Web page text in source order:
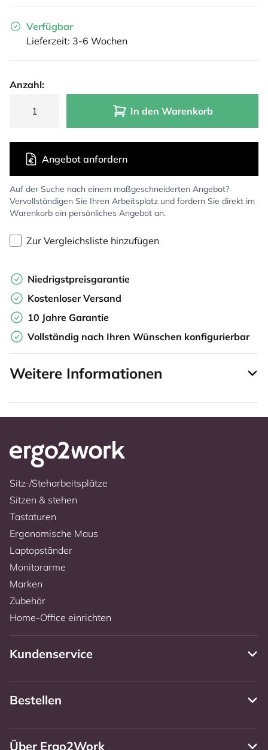
Verfügbar
Lieferzeit: 3-6 Wochen
Anzahl:
In den Warenkorb
Auf der Suche nach einem maßgeschneiderten Angebot?
Vervollständigen Sie Ihren Arbeitsplatz und fordern Sie direkt im
Warenkorb ein persönliches Angebot an.
Angebot anfordern
Zur Vergleichsliste hinzufügen
Niedrigstpreisgarantie
Kostenloser Versand
10 Jahre Garantie
Vollständig nach Ihren Wünschen konfigurierbar
Weitere Informationen
Sitz-/Steharbeitsplätze
Sitzen & stehen
Tastaturen
Ergonomische Maus
Laptopständer
Monitorarme
Marken
Zubehör
Home-Office einrichten
Kundenservice
Bestellen
Über Ergo2Work